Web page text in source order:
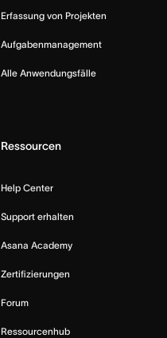
Erfassung von Projekten
Aufgabenmanagement
Alle Anwendungsfälle
Ressourcen
Help Center
Support erhalten
Asana Academy
Zertifizierungen
Forum
Ressourcenhub